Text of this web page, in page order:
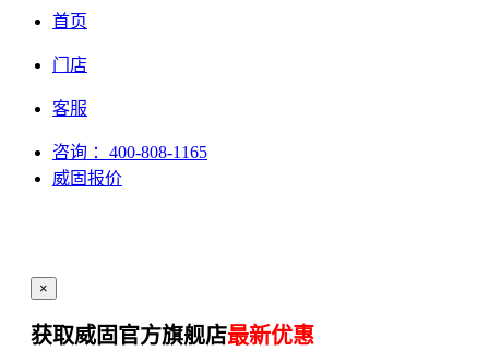
首页
门店
客服
咨询 ：400-808-1165
威固报价
×
获取威固官方旗舰店最新优惠